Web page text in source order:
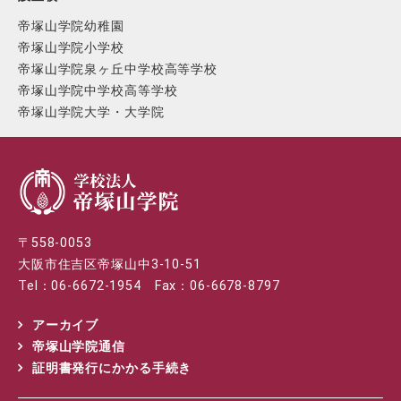
帝塚山学院幼稚園
帝塚山学院小学校
帝塚山学院泉ヶ丘中学校高等学校
帝塚山学院中学校高等学校
帝塚山学院大学・大学院
〒558-0053
大阪市住吉区帝塚山中3-10-51
Tel：06-6672-1954 Fax：06-6678-8797
アーカイブ
帝塚山学院通信
証明書発行にかかる手続き